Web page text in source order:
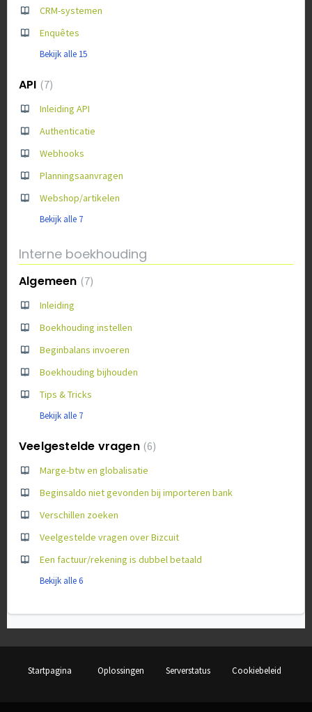
CRM-systemen
Enquêtes
Bekijk alle 15
API 7
Inleiding API
Authenticatie
Webhooks
Planningsaanvragen
Webshop/artikelen
Bekijk alle 7
Interne boekhouding
Algemeen 7
Inleiding
Boekhouding instellen
Beginbalans invoeren
Boekhouding bijhouden
Tips & Tricks
Bekijk alle 7
Veelgestelde vragen 6
Marge-btw en globalisatie
Beginsaldo niet gevonden bij importeren bank
Verschillen zoeken
Veelgestelde vragen over Bizcuit
Een factuur/rekening is dubbel betaald
Bekijk alle 6
Startpagina Oplossingen Serverstatus Cookiebeleid